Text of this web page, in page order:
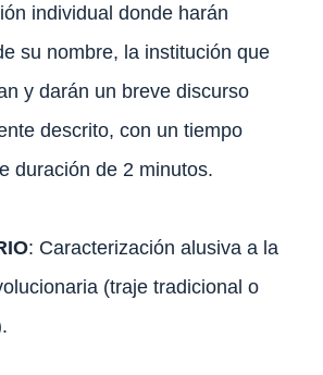
individual donde harán
su nombre, la institución que
y darán un breve discurso
descrito, con un tiempo
duración de 2 minutos.
: Caracterización alusiva a la
(traje tradicional o